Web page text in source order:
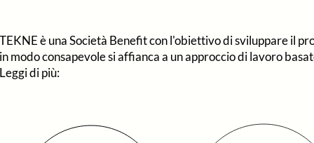
TEKNE è unaSocietà Benefitcon l'obiettivo di sviluppare il
in modo consapevole si affianca a un approccio di lavoro
Leggi di più: